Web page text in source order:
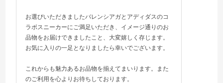
お選びいただきましたバレンシアガとアディダスのコ
ラボスニーカーにご満足いただき、イメージ通りのお
品物をお届けできましたこと、大変嬉しく存じます。
お気に入りの一足となりましたら幸いでございます。
これからも魅力あるお品物を揃えてまいります。また
のご利用を心よりお待ちしております。